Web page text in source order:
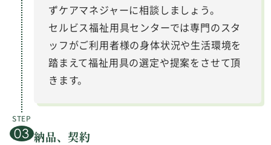
ずケアマネジャーに相談しましょう。
セルビス福祉用具センターでは専門のスタ
ッフがご利用者様の身体状況や生活環境を
踏まえて福祉用具の選定や提案をさせて頂
きます。
納品、契約